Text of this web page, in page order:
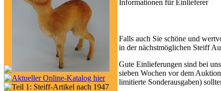
Informationen für Einlieferer
Falls auch Sie schöne und
in der nächstmöglichen Steiff
Gute Einlieferungen sind bei
sieben Wochen vor dem
limitierte Sonderausgaben)